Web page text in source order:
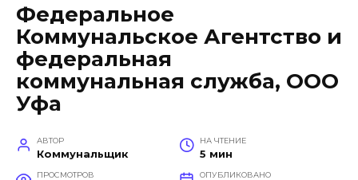
Федеральное
Коммунальское Агентство и
федеральная
коммунальная служба, ООО
Уфа
АВТОР
Коммунальщик
НА ЧТЕНИЕ
5 мин
ПРОСМОТРОВ ОПУБЛИКОВАНО